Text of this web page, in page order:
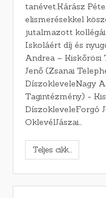
tanévet.Kárász
elismerésekkel
jutalmazott
Iskoláért díj és
Andrea – Kiskőrösi
Jenő (Zsanai
DíszokleveleNagy
Tagintézmény) -
DíszokleveleForgó
OklevélJászai…
Teljes cikk...